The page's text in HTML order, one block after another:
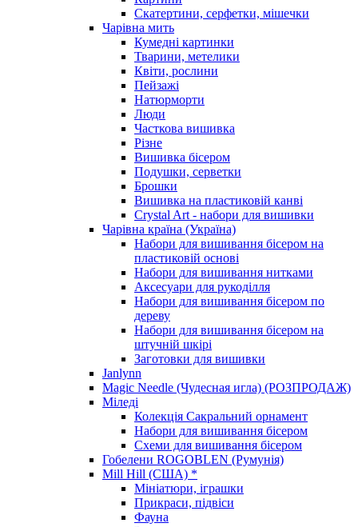
Скатертини, серфетки, мішечки
Чарiвна мить
Кумедні картинки
Тварини, метелики
Квіти, рослини
Пейзажі
Натюрморти
Люди
Часткова вишивка
Різне
Вишивка бісером
Подушки, серветки
Брошки
Вишивка на пластиковій канві
Crystal Art - набори для вишивки
Чарівна країна (Україна)
Набори для вишивання бісером на
пластиковій основі
Набори для вишивання нитками
Аксесуари для рукоділля
Набори для вишивання бісером по
дереву
Набори для вишивання бісером на
штучній шкірі
Заготовки для вишивки
Janlynn
Magic Needle (Чудесная игла) (РОЗПРОДАЖ)
Міледі
Колекція Сакральний орнамент
Набори для вишивання бісером
Схеми для вишивання бісером
Гобелени ROGOBLEN (Румунія)
Mill Hill (США) *
Мініатюри, іграшки
Прикраси, підвіси
Фауна